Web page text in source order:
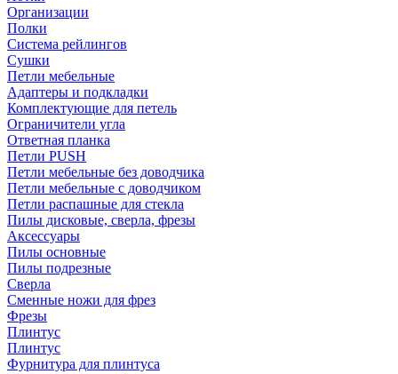
Организации
Полки
Система рейлингов
Сушки
Петли мебельные
Адаптеры и подкладки
Комплектующие для петель
Ограничители угла
Ответная планка
Петли PUSH
Петли мебельные без доводчика
Петли мебельные с доводчиком
Петли распашные для стекла
Пилы дисковые, сверла, фрезы
Аксессуары
Пилы основные
Пилы подрезные
Сверла
Сменные ножи для фрез
Фрезы
Плинтус
Плинтус
Фурнитура для плинтуса